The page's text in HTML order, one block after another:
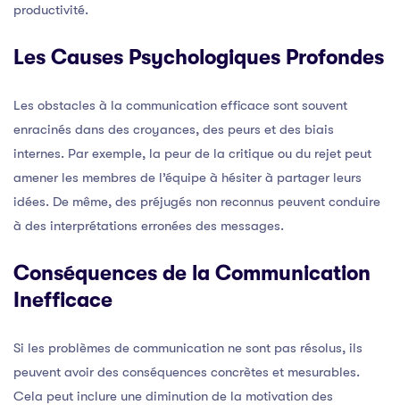
productivité.
Les Causes Psychologiques Profondes
Les obstacles à la communication efficace sont souvent
enracinés dans des croyances, des peurs et des biais
internes. Par exemple, la peur de la critique ou du rejet peut
amener les membres de l’équipe à hésiter à partager leurs
idées. De même, des préjugés non reconnus peuvent conduire
à des interprétations erronées des messages.
Conséquences de la Communication
Inefficace
Si les problèmes de communication ne sont pas résolus, ils
peuvent avoir des conséquences concrètes et mesurables.
Cela peut inclure une diminution de la motivation des